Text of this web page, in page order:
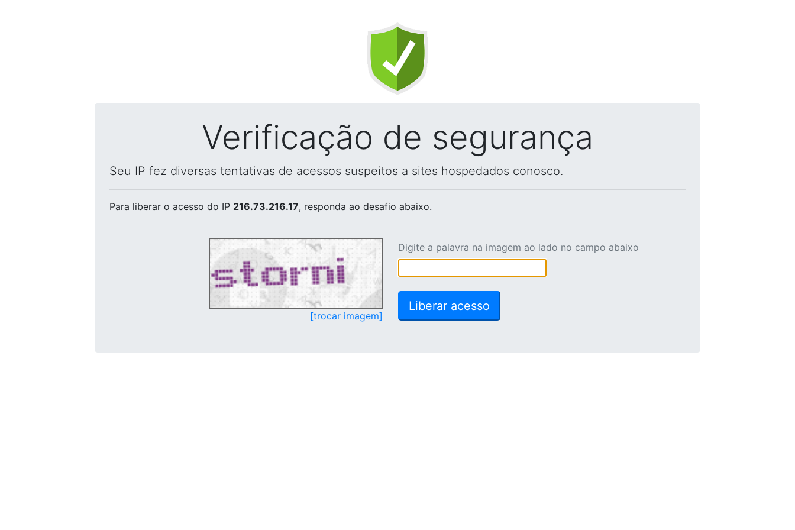
Verificação de segurança
Seu IP fez diversas tentativas de acessos suspeitos a sites hospedados conosco.
Para liberar o acesso do IP 216.73.216.17, responda ao desafio abaixo.
[trocar imagem]
Digite a palavra na imagem ao lado no campo abaixo